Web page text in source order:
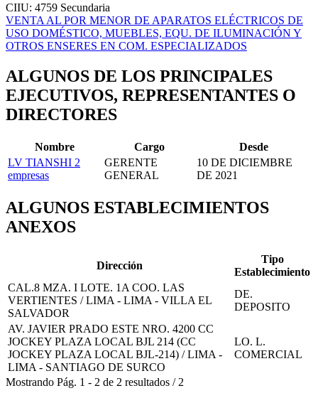
CIIU: 4759 Secundaria
VENTA AL POR MENOR DE APARATOS ELÉCTRICOS DE
USO DOMÉSTICO, MUEBLES, EQU. DE ILUMINACIÓN Y
OTROS ENSERES EN COM. ESPECIALIZADOS
ALGUNOS DE LOS PRINCIPALES
EJECUTIVOS, REPRESENTANTES O
DIRECTORES
Nombre Cargo
Desde
LV TIANSHI 2
empresas
GERENTE
GENERAL
10 DE DICIEMBRE
DE 2021
ALGUNOS ESTABLECIMIENTOS
ANEXOS
Dirección
Tipo
Establecimiento
CAL.8 MZA. I LOTE. 1A COO. LAS
VERTIENTES / LIMA - LIMA - VILLA EL
SALVADOR
DE.
DEPOSITO
AV. JAVIER PRADO ESTE NRO. 4200 CC
JOCKEY PLAZA LOCAL BJL 214 (CC
JOCKEY PLAZA LOCAL BJL-214) / LIMA -
LIMA - SANTIAGO DE SURCO
LO. L.
COMERCIAL
Mostrando Pág. 1 - 2 de 2 resultados / 2